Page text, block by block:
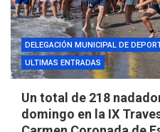
DELEGACIÓN MUNICIPAL DE
ULTIMAS ENTRADAS
Un total de 218
domingo en la IX